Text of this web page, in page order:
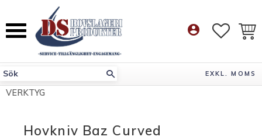
Meny account_circle
EXKL. MOMS
VERKTYG
Hovkniv Baz Curved